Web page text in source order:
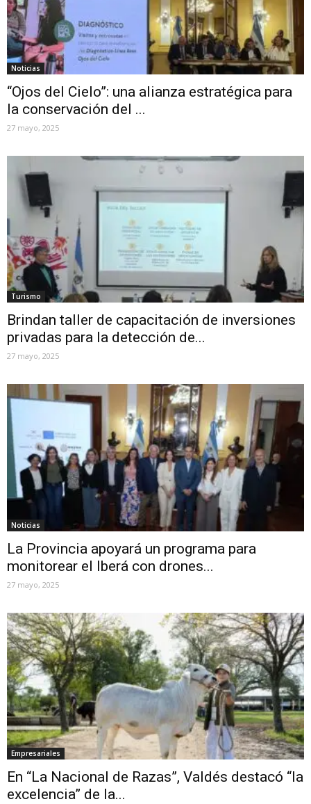
Noticias
“Ojos del Cielo”: una alianza estratégica para
la conservación del ...
27 mayo, 2025
Turismo
Brindan taller de capacitación de inversiones
privadas para la detección de...
27 mayo, 2025
Noticias
La Provincia apoyará un programa para
monitorear el Iberá con drones...
27 mayo, 2025
Empresariales
En “La Nacional de Razas”, Valdés destacó “la
excelencia” de la...